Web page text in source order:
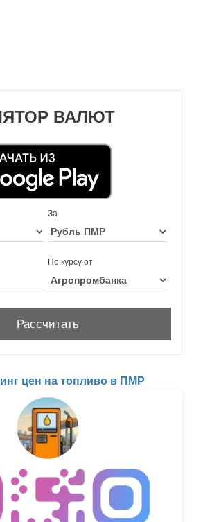
ВАЛЮТ
За
По курсу от
цен на топливо в ПМР